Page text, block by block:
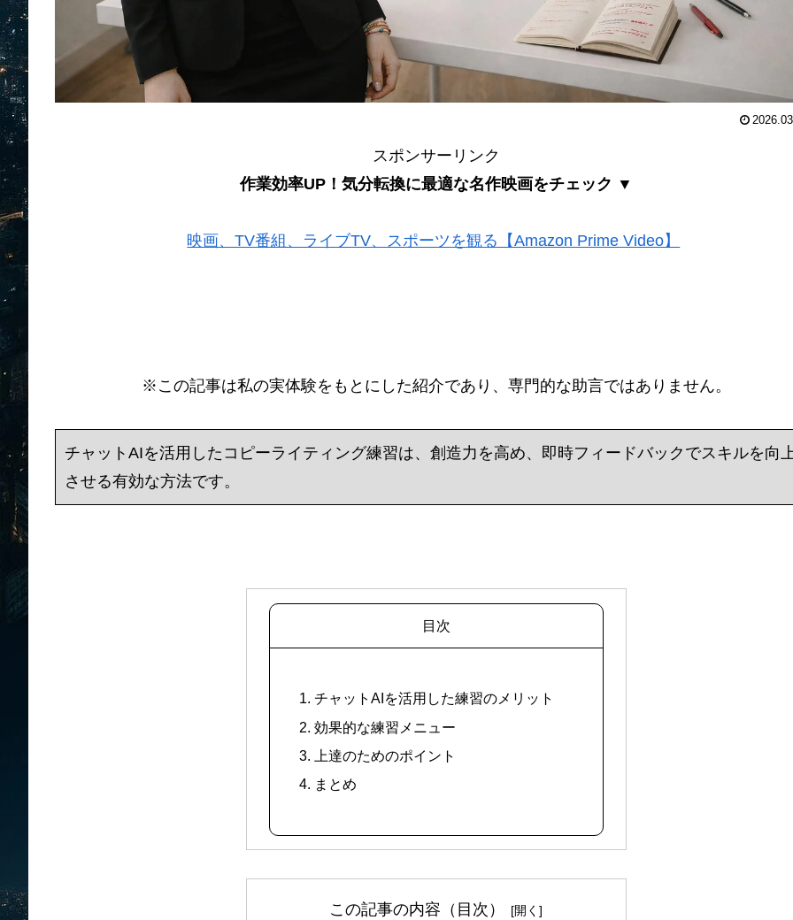
スポンサーリンク
作業効率UP！気分転換に最適な名作映画をチェック ▼
映画、TV番組、ライブTV、スポーツを観る【Amazon Prime Video】
※この記事は私の実体験をもとにした紹介であり、専門的な助言ではありません。
チャットAIを活用したコピーライティング練習は、創造力を高め、即時フィードバックでスキルを向
させる有効な方法です。
目次
1. チャットAIを活用した練習のメリット
2. 効果的な練習メニュー
3. 上達のためのポイント
4. まとめ
この記事の内容（目次）